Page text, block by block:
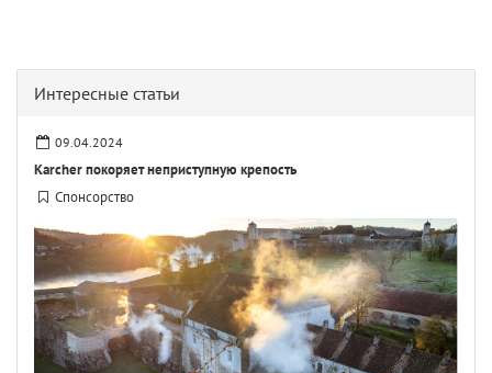
Интересные статьи
09.04.2024
Karcher покоряет неприступную крепость
Спонсорство